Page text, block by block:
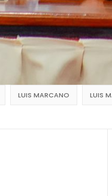
LUIS MARCANO LUIS